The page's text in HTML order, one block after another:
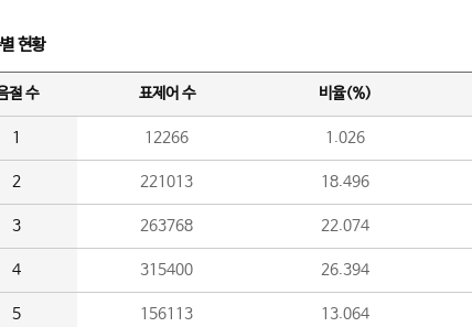
현황
절 수 표제어 수 비율(%)
1 12266 1.026
2 221013 18.496
3 263768 22.074
4 315400 26.394
5 156113 13.064